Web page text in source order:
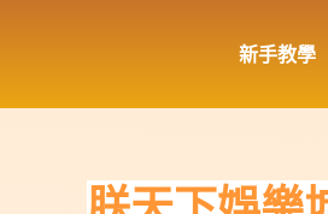
要
新手教學